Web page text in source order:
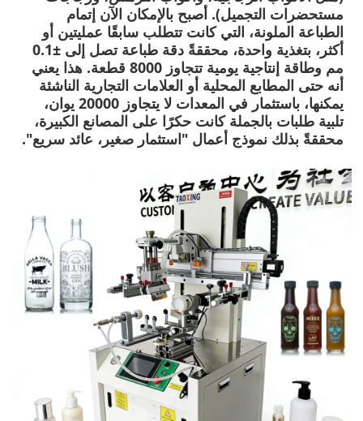
مستحضرات التجميل). أصبح بالإمكان الآن إتمام
الطباعة الملونة، التي كانت تتطلب سابقًا عمليتين أو
أكثر، بتغذية واحدة، محققةً دقة طباعة تصل إلى ±0.1
مم وطاقة إنتاجية يومية تتجاوز 8000 قطعة. هذا يعني
أنه حتى المطابع المحلية أو العلامات التجارية الناشئة
يمكنها، باستثمار في المعدات لا يتجاوز 20000 يوان،
تلبية طلبات بالجملة كانت حكرًا على المصانع الكبيرة،
محققةً بذلك نموذج أعمال "استثمار صغير، عائد سريع".